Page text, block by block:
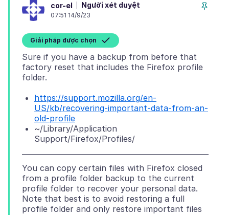
cor-el Người xét duyệt
07:51 14/9/23
Giải pháp được chọn
Sure if you have a backup from before that
factory reset that includes the Firefox profile
https://support.mozilla.org/en-
US/kb/recovering-important-data-from-an-
old-profile
~/Library/Application
Support/Firefox/Profiles/
You can copy certain files with Firefox closed
from a profile folder backup to the current
profile folder to recover your personal data.
Note that best is to avoid restoring a full
profile folder and only restore important files